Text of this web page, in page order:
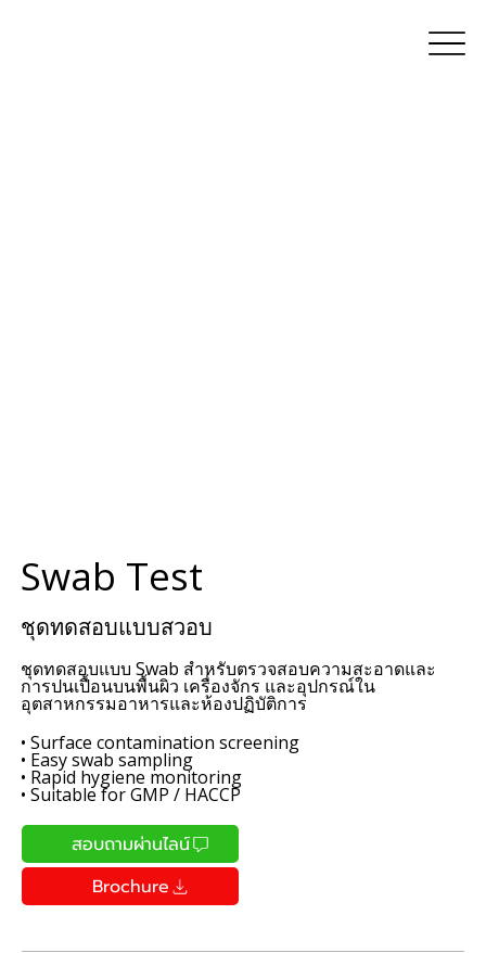
Swab Test
ชุดทดสอบแบบสวอบ
ชุดทดสอบแบบ Swab สำหรับตรวจสอบความสะอาดและ
การปนเปื้อนบนพื้นผิว เครื่องจักร และอุปกรณ์ใน
อุตสาหกรรมอาหารและห้องปฏิบัติการ
• Surface contamination screening
• Easy swab sampling
• Rapid hygiene monitoring
• Suitable for GMP / HACCP
สอบถามผ่านไลน์
Brochure